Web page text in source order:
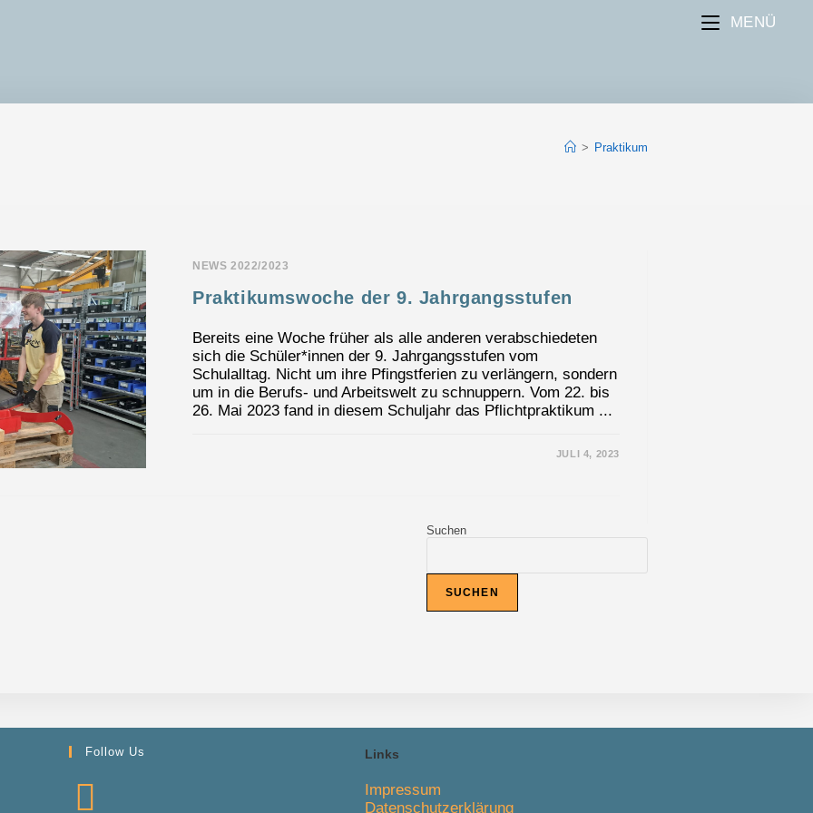
MENÜ
> Praktikum
NEWS 2022/2023
Praktikumswoche der 9. Jahrgangsstufen
Bereits eine Woche früher als alle anderen verabschiedeten
sich die Schüler*innen der 9. Jahrgangsstufen vom
Schulalltag. Nicht um ihre Pfingstferien zu verlängern, sondern
um in die Berufs- und Arbeitswelt zu schnuppern. Vom 22. bis
26. Mai 2023 fand in diesem Schuljahr das Pflichtpraktikum ...
JULI 4, 2023
Suchen
SUCHEN
Follow Us Links
Impressum
Datenschutzerklärung